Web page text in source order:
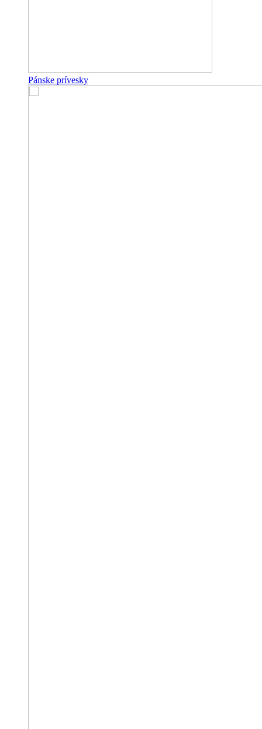
Pánske prívesky